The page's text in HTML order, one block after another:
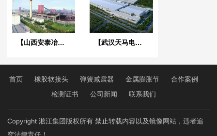
【山西安泰冶炼项目】橡胶接头合同 【武汉天马电子新型显示产业中心】废水系统橡胶接头合同
首页 橡胶软接头 弹簧减震器 金属膨胀节
合作案例
检测证书
公司新闻 联系我们
Copyright 淞江集团版权所有 禁止转载内容以及镜像网站，违者追
究法律责任！